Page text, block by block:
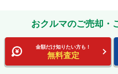
おクルマのご売却・
金額だけ知りたい方も！
無料査定